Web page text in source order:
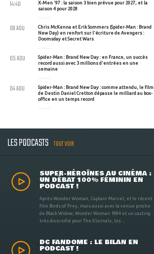
X-Men '97 : la saison 3 bien prévue pour 2027, et la
saison 4 pour 2028
14:40
Chris McKenna et Erik Sommers (Spider-Man : Brand
New Day) en renfort sur l'écriture de Avengers :
Doomsday et Secret Wars
06 AOU
Spider-Man : Brand New Day : en France, un succès
record aussi avec 3 millions d'entrées en une
semaine
05 AOU
Spider-Man : Brand New Day : comme attendu, le film
de Destin Daniel Cretton dépasse le milliard au box-
office en un temps record
04 AOU
LES PODCASTS TOUT VOIR
SUPER-HÉROÏNES AU CINÉMA :
UN DÉBAT 100% FÉMININ EN
PODCAST !
Après Wonder Woman, Captain Marvel, et le récent
film Birds of Prey, mais aussi avec la venue proche
de Black Widow, Wonder Woman 1984 et un casting
très diversifié pour The Eternals, les ...
DC FANDOME : LE BILAN EN
PODCAST !